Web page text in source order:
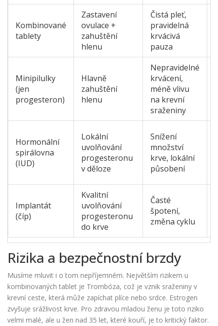
Kombinované
tablety
Zastavení
ovulace +
zahuštění
hlenu
Čistá pleť,
pravidelná
krvácivá
pauza
Minipilulky
(jen
progesteron)
Hlavně
zahuštění
hlenu
Nepravidelné
krvácení,
méně vlivu
na krevní
sraženiny
Hormonální
spirálovna
(IUD)
Lokální
uvolňování
progesteronu
v děloze
Snížení
množství
krve, lokální
působení
Implantát
(číp)
Kvalitní
uvolňování
progesteronu
do krve
Časté
špotení,
změna cyklu
Rizika a bezpečnostní brzdy
Musíme mluvit i o tom nepříjemném. Největším rizikem u
kombinovaných tablet je Trombóza, což je vznik sraženiny v
krevní ceste, která může zapíchat plíce nebo srdce. Estrogen
zvyšuje srážlivost krve. Pro zdravou mladou ženu je toto riziko
velmi malé, ale u žen nad 35 let, které kouří, je to kritický faktor.